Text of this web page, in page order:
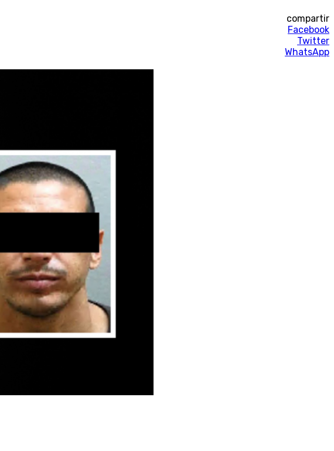
compartir
Facebook
Twitter
WhatsApp